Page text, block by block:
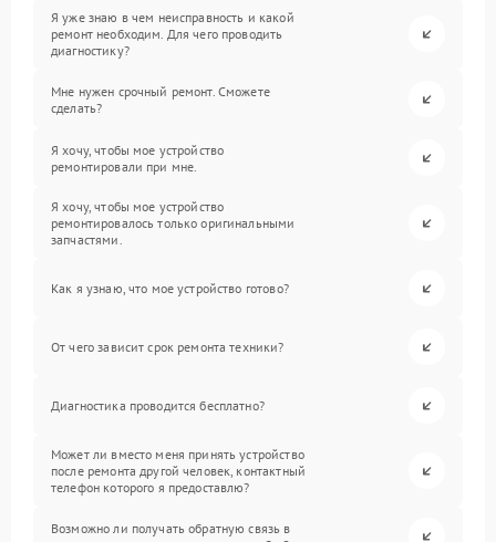
Я уже знаю в чем неисправность и какой
ремонт необходим. Для чего проводить
диагностику?
Мне нужен срочный ремонт. Сможете
сделать?
Я хочу, чтобы мое устройство
ремонтировали при мне.
Я хочу, чтобы мое устройство
ремонтировалось только оригинальными
запчастями.
Как я узнаю, что мое устройство готово?
От чего зависит срок ремонта техники?
Диагностика проводится бесплатно?
Может ли вместо меня принять устройство
после ремонта другой человек, контактный
телефон которого я предоставлю?
Возможно ли получать обратную связь в